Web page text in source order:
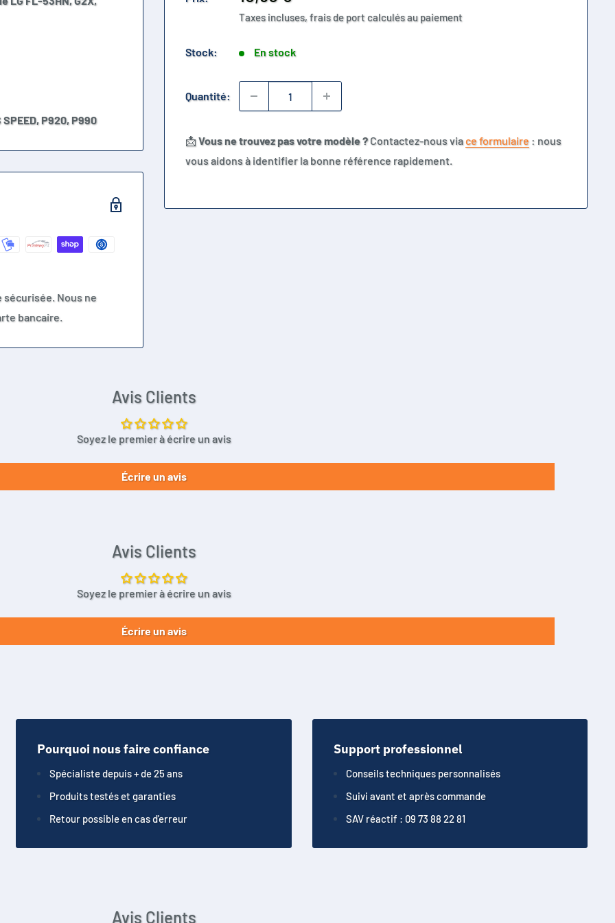
réduit
Taxes incluses, frais de port calculés au paiement
Stock: En stock
Quantité:
📩Vous ne trouvez pas votre modèle ?Contactez-nous viace formulaire : nous
vous aidons à identifier la bonne référence rapidement.
SPEED,P920,P990
Nous ne
bancaire.
Avis Clients
Soyez le premier à écrire un avis
Écrire un avis
Avis Clients
Soyez le premier à écrire un avis
Écrire un avis
Pourquoi nous faire confiance
Spécialiste depuis + de 25 ans
Produits testés et garanties
Retour possible en cas d'erreur
Support professionnel
Conseils techniques personnalisés
Suivi avant et après commande
SAV réactif : 09 73 88 22 81
Avis Clients